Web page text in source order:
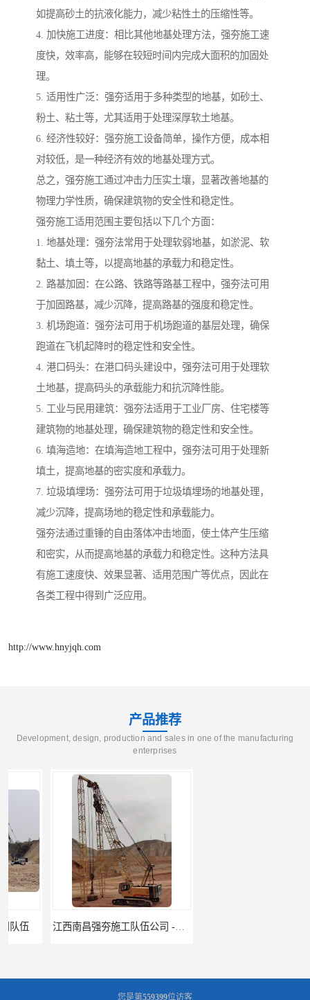
如提高砂土的抗液化能力，减少粘性土的压缩性等。
4. 加快施工进度：相比其他地基处理方法，强夯施工速
度快，效率高，能够在较短时间内完成大面积的加固处
理。
5. 适用性广泛：强夯适用于多种类型的地基，如砂土、
粉土、粘土等，尤其适用于处理深厚软土地基。
6. 经济性较好：强夯施工设备简单，操作方便，成本相
对较低，是一种经济有效的地基处理方式。
总之，强夯施工通过冲击力压实土壤，显著改善地基的
物理力学性质，确保建筑物的安全性和稳定性。
强夯施工适用范围主要包括以下几个方面：
1. 地基处理：强夯法常用于处理软弱地基，如淤泥、软
黏土、填土等，以提高地基的承载力和稳定性。
2. 路基加固：在公路、铁路等路基工程中，强夯法可用
于加固路基，减少沉降，提高路基的强度和稳定性。
3. 机场跑道：强夯法可用于机场跑道的基层处理，确保
跑道在飞机起降时的稳定性和安全性。
4. 港口码头：在港口码头建设中，强夯法可用于处理软
土地基，提高码头的承载能力和抗沉降性能。
5. 工业与民用建筑：强夯法适用于工业厂房、住宅楼等
建筑物的地基处理，确保建筑物的稳定性和安全性。
6. 填海造地：在填海造地工程中，强夯法可用于处理新
填土，提高地基的密实度和承载力。
7. 垃圾填埋场：强夯法可用于垃圾填埋场的地基处理，
减少沉降，提高场地的稳定性和承载能力。
强夯法通过重锤的自由落体冲击地面，使土体产生压缩
和密实，从而提高地基的承载力和稳定性。这种方法具
有施工速度快、效果显著、适用范围广等优点，因此在
各类工程中得到广泛应用。
http://www.hnyjqh.com
产品推荐
Development, design, production and sales in one of the manufacturing
enterprises
江西南昌强夯施工队伍公司 -湖南业峻强夯基础工程
您是第559399位访客